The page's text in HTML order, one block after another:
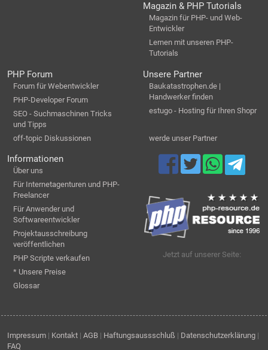
Magazin & PHP Tutorials
Magazin für PHP- und Web-
Entwickler
Lernen mit unseren PHP-
Tutorials
PHP Forum
Forum für Webentwickler
PHP-Developer Forum
SEO - Suchmaschinen Tricks
und Tipps
off-topic Diskussionen
Unsere Partner
Baukatastrophen.de |
Handwerker finden
estugo - Hosting für Ihren Shopr
werde unser Partner
Informationen
Über uns
Für Internetagenturen und PHP-
Freelancer
Für Anwender und
Softwareentwickler
Projektausschreibung
veröffentlichen
PHP Scripte verkaufen
* Unsere Preise
Glossar
Jetzt auf unserer Seite:
Impressum | Kontakt | AGB | Haftungsaussschluß | Datenschutzerklärung |
FAQ